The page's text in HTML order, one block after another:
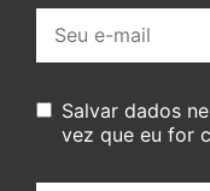
mail:
Salvar dados
vez que eu for